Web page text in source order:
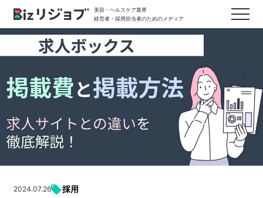
美容・ヘルスケア業界
経営者・採用担当者のためのメディア
2024.07.26 採用